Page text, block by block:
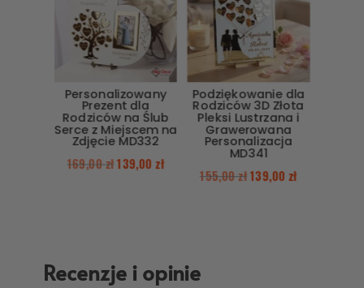
Personalizowany
Prezent dla
Rodziców na Ślub
Serce z Miejscem na
Zdjęcie MD332
169,00 zł139,00 zł
Podziękowanie dla
Rodziców 3D Złota
Pleksi Lustrzana i
Grawerowana
Personalizacja
MD341
155,00zł139,00 zł
Recenzje i opinie